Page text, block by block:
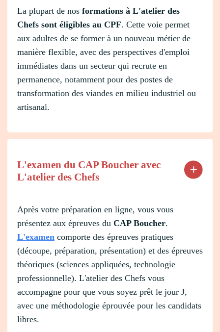
La plupart de nos formations à L'atelier des
Chefs sont éligibles au CPF. Cette voie permet
aux adultes de se former à un nouveau métier de
manière flexible, avec des perspectives d'emploi
immédiates dans un secteur qui recrute en
permanence, notamment pour des postes de
transformation des viandes en milieu industriel ou
artisanal.
L'examen du CAP Boucher avec
L'atelier des Chefs
Après votre préparation en ligne, vous vous
présentez aux épreuves du CAP Boucher.
L'examen comporte des épreuves pratiques
(découpe, préparation, présentation) et des épreuves
théoriques (sciences appliquées, technologie
professionnelle). L'atelier des Chefs vous
accompagne pour que vous soyez prêt le jour J,
avec une méthodologie éprouvée pour les candidats
libres.